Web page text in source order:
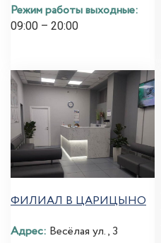
Режим работы выходные:
09:00 – 20:00
ФИЛИАЛ В ЦАРИЦЫНО
Адрес: Весёлая ул., 3